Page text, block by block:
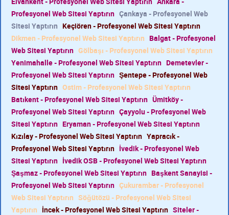
Profesyonel Web Sitesi Yaptırın Çankaya - Profesyonel Web
Sitesi Yaptırın Keçiören - Profesyonel Web Sitesi Yaptırın
Dikmen - Profesyonel Web Sitesi Yaptırın Balgat - Profesyonel
Web Sitesi Yaptırın Gölbaşı - Profesyonel Web Sitesi Yaptırın
Yenimahalle - Profesyonel Web Sitesi Yaptırın Demetevler -
Profesyonel Web Sitesi Yaptırın Şentepe - Profesyonel Web
Sitesi Yaptırın Ostim - Profesyonel Web Sitesi Yaptırın
Batıkent - Profesyonel Web Sitesi Yaptırın Ümitköy -
Profesyonel Web Sitesi Yaptırın Çayyolu - Profesyonel Web
Sitesi Yaptırın Eryaman - Profesyonel Web Sitesi Yaptırın
Kızılay - Profesyonel Web Sitesi Yaptırın Yapracık -
Profesyonel Web Sitesi Yaptırın İvedik - Profesyonel Web
Sitesi Yaptırın İvedik OSB - Profesyonel Web Sitesi Yaptırın
Şaşmaz - Profesyonel Web Sitesi Yaptırın Başkent Sanayisi -
Profesyonel Web Sitesi Yaptırın Çukurambar - Profesyonel
Web Sitesi Yaptırın Söğütözü - Profesyonel Web Sitesi
Yaptırın İncek - Profesyonel Web Sitesi Yaptırın Siteler -